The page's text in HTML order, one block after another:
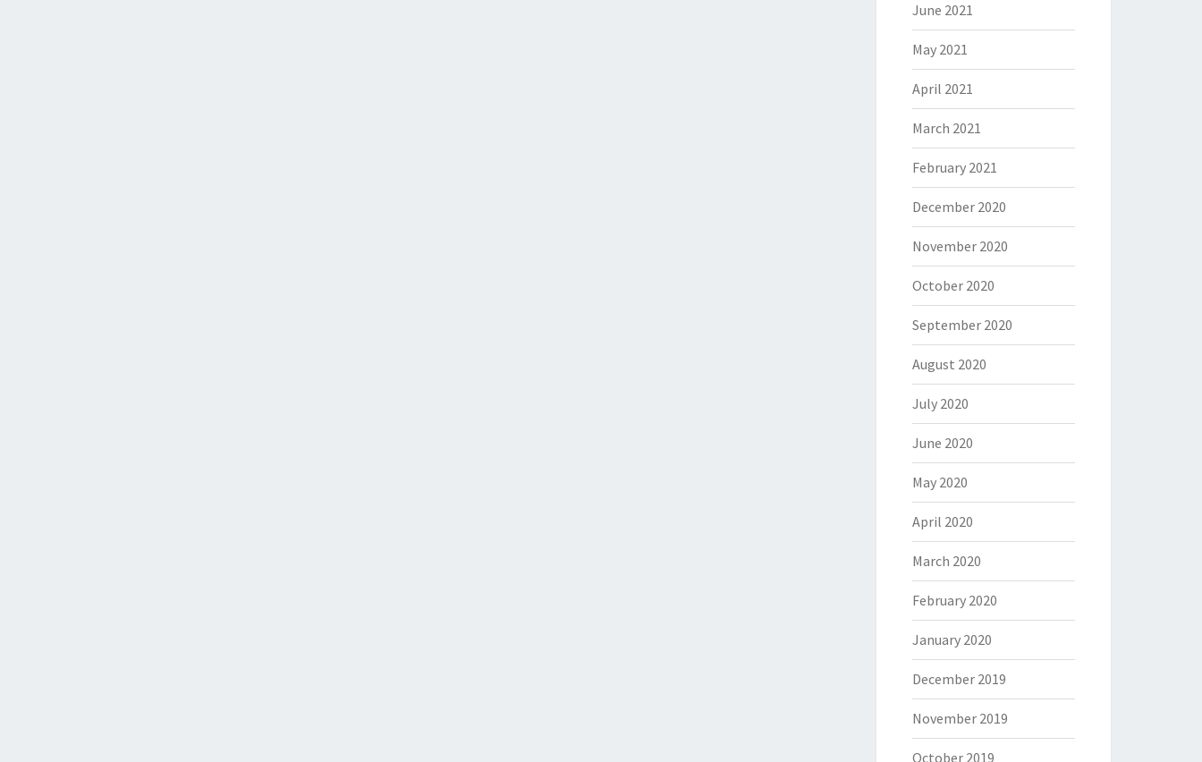
June 2021
May 2021
April 2021
March 2021
February 2021
December 2020
November 2020
October 2020
September 2020
August 2020
July 2020
June 2020
May 2020
April 2020
March 2020
February 2020
January 2020
December 2019
November 2019
October 2019